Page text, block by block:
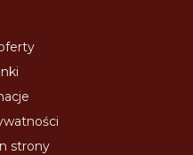
strony